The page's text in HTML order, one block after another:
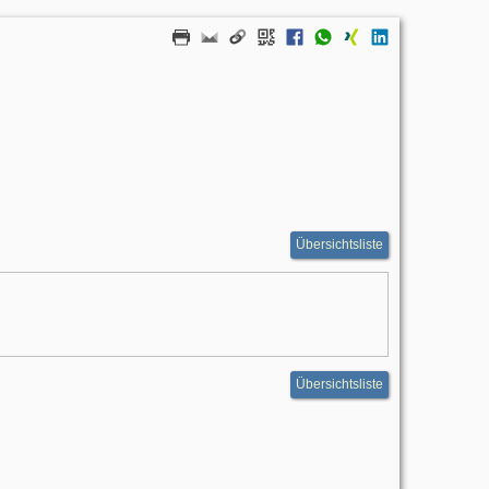
Übersichtsliste
Übersichtsliste